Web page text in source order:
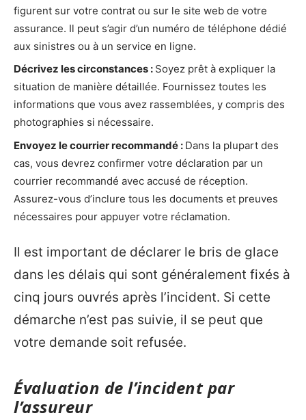
figurent sur votre contrat ou sur le site web de votre
assurance. Il peut s’agir d’un numéro de téléphone dédié
aux sinistres ou à un service en ligne.
Décrivez les circonstances : Soyez prêt à expliquer la
situation de manière détaillée. Fournissez toutes les
informations que vous avez rassemblées, y compris des
photographies si nécessaire.
Envoyez le courrier recommandé : Dans la plupart des
cas, vous devrez confirmer votre déclaration par un
courrier recommandé avec accusé de réception.
Assurez-vous d’inclure tous les documents et preuves
nécessaires pour appuyer votre réclamation.
Il est important de déclarer le bris de glace
dans les délais qui sont généralement fixés à
cinq jours ouvrés après l’incident. Si cette
démarche n’est pas suivie, il se peut que
votre demande soit refusée.
Évaluation de l’incident par
l’assureur